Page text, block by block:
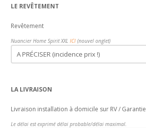
LE REVÊTEMENT
Revêtement
Nuancier Home Spirit XXLICI (nouvel onglet)
LA LIVRAISON
Livraison installation à domicile sur RV / Garantie
Le délai est exprimé délai probable/délai maximal.